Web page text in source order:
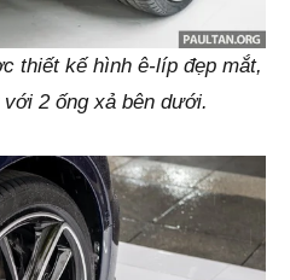
thiết kế hình ê-líp đẹp mắt,
2 ống xả bên dưới.